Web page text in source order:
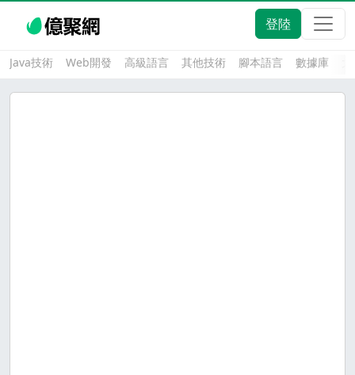
登陸
Java技術 Web開發 高級語言 其他技術 腳本語言 數據庫